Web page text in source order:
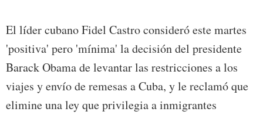
El líder cubano Fidel Castro consideró este martes
'positiva' pero 'mínima' la decisión del presidente
Barack Obama de levantar las restricciones a los
viajes y envío de remesas a Cuba, y le reclamó que
elimine una ley que privilegia a inmigrantes